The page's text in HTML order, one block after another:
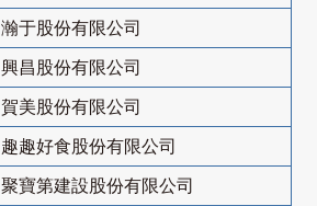
瀚于股份有限公司
興昌股份有限公司
賀美股份有限公司
趣趣好食股份有限公司
聚寶第建設股份有限公司